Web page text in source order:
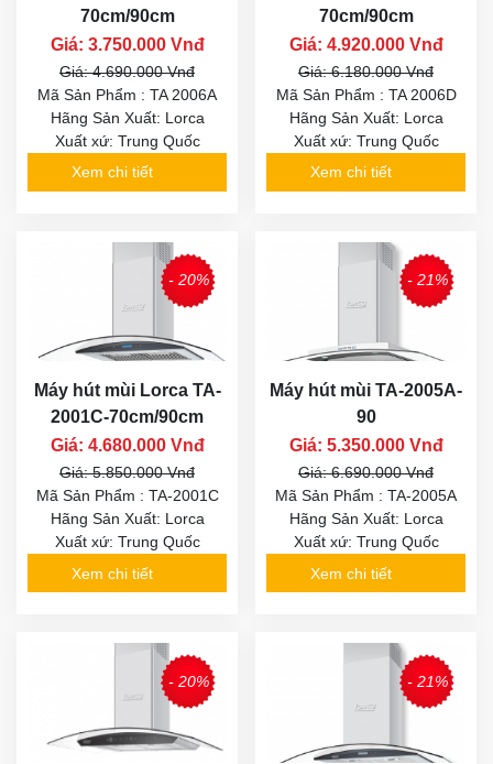
70cm/90cm
Giá: 3.750.000 Vnđ
Giá: 4.690.000 Vnđ
Mã Sản Phẩm : TA 2006A
Hãng Sản Xuất: Lorca
Xuất xứ: Trung Quốc
Xem chi tiết
70cm/90cm
Giá: 4.920.000 Vnđ
Giá: 6.180.000 Vnđ
Mã Sản Phẩm : TA 2006D
Hãng Sản Xuất: Lorca
Xuất xứ: Trung Quốc
Xem chi tiết
- 20%
Máy hút mùi Lorca TA-
2001C-70cm/90cm
Giá: 4.680.000 Vnđ
Giá: 5.850.000 Vnđ
Mã Sản Phẩm : TA-2001C
Hãng Sản Xuất: Lorca
Xuất xứ: Trung Quốc
Xem chi tiết
- 21%
Máy hút mùi TA-2005A-
90
Giá: 5.350.000 Vnđ
Giá: 6.690.000 Vnđ
Mã Sản Phẩm : TA-2005A
Hãng Sản Xuất: Lorca
Xuất xứ: Trung Quốc
Xem chi tiết
- 20% - 21%